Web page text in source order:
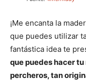
¡Me encanta la
que puedes utilizar
fantástica idea te
que puedes hacer
percheros, tan